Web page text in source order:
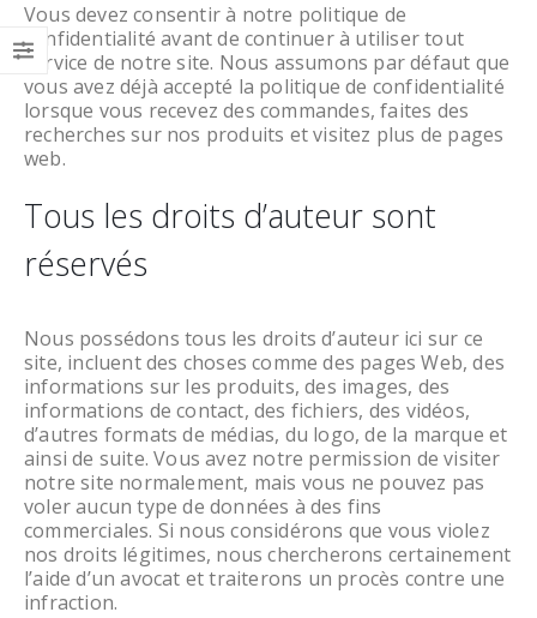
Vous devez consentir à notre politique de
confidentialité avant de continuer à utiliser tout
service de notre site. Nous assumons par défaut que
vous avez déjà accepté la politique de confidentialité
lorsque vous recevez des commandes, faites des
recherches sur nos produits et visitez plus de pages
web.
Tous les droits d’auteur sont
réservés
Nous possédons tous les droits d’auteur ici sur ce
site, incluent des choses comme des pages Web, des
informations sur les produits, des images, des
informations de contact, des fichiers, des vidéos,
d’autres formats de médias, du logo, de la marque et
ainsi de suite. Vous avez notre permission de visiter
notre site normalement, mais vous ne pouvez pas
voler aucun type de données à des fins
commerciales. Si nous considérons que vous violez
nos droits légitimes, nous chercherons certainement
l’aide d’un avocat et traiterons un procès contre une
infraction.